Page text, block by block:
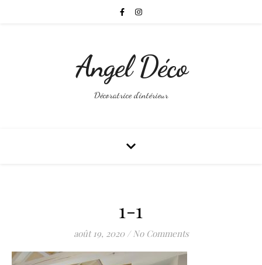
Angel Déco
Décoratrice d'intérieur
1-1
août 19, 2020 / No Comments